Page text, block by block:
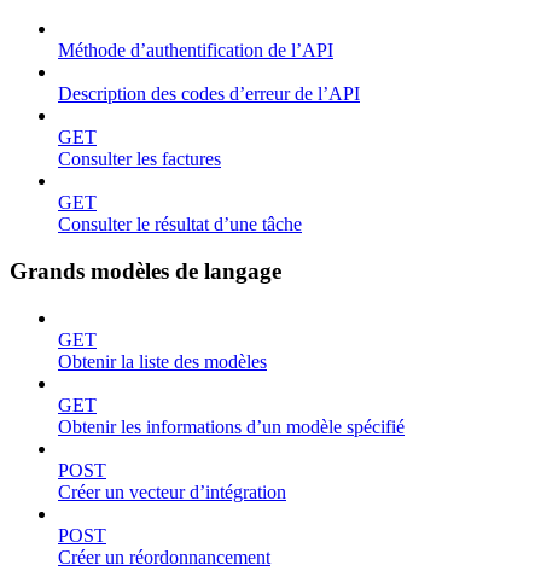
Méthode d’authentification de l’API
Description des codes d’erreur de l’API
GET
Consulter les factures
GET
Consulter le résultat d’une tâche
Grands modèles de langage
GET
Obtenir la liste des modèles
GET
Obtenir les informations d’un modèle spécifié
POST
Créer un vecteur d’intégration
POST
Créer un réordonnancement